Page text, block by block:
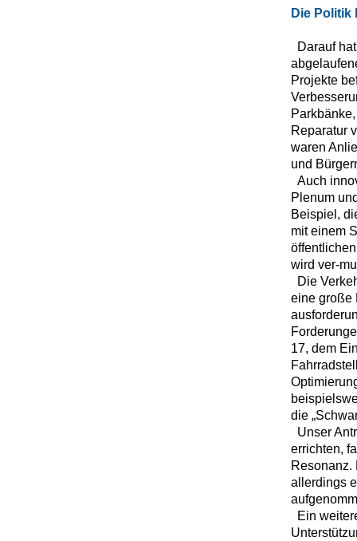
Die Politik
Darauf
Projekte
Reparatur
waren
und
Auch
Plenum
Beispiel,
mit einem
wird ver-
Die
eine große
17, dem
die
Unser
errichten,
Resonanz.
allerdings
Ein